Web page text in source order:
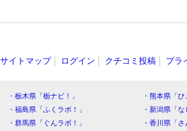
サイトマップ ログイン クチコミ投稿 プラ
・栃木県「栃ナビ！」
・熊本県「
・福島県「ふくラボ！」
・新潟県「
・群馬県「ぐんラボ！」
・香川県「